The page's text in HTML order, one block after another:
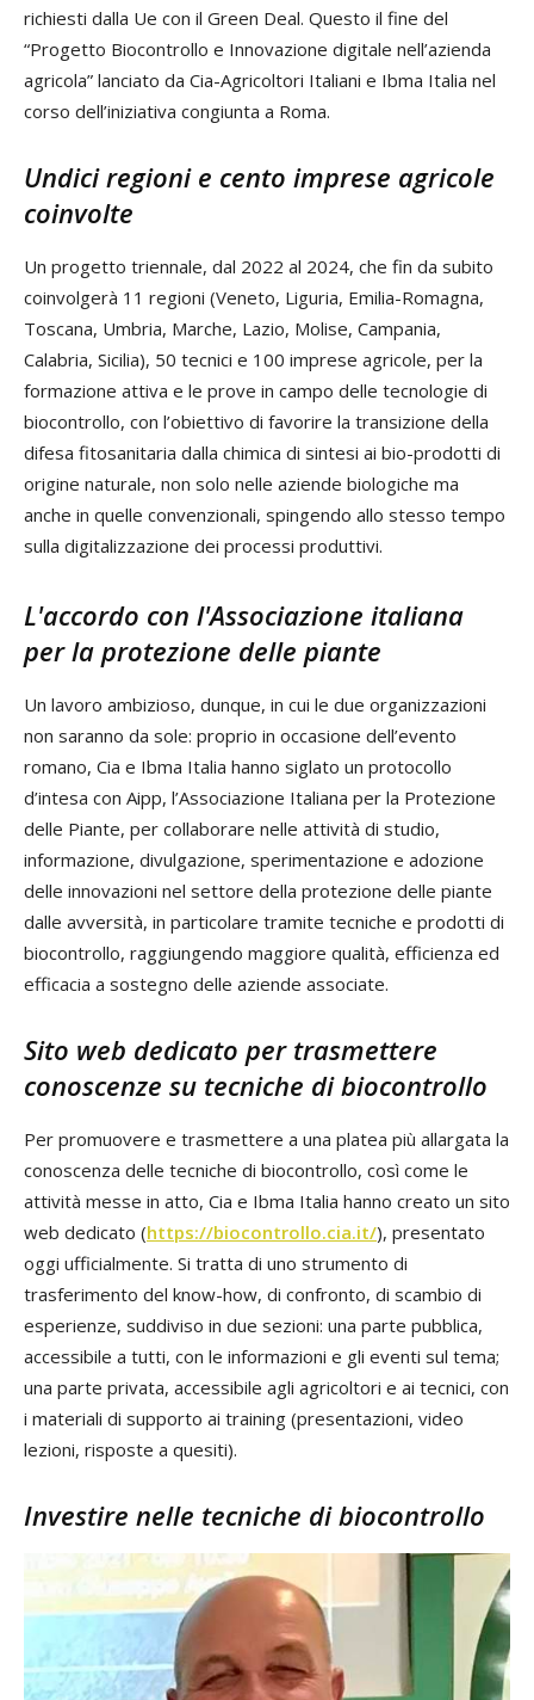
richiesti dalla Ue con il Green Deal. Questo il fine del
“Progetto Biocontrollo e Innovazione digitale nell’azienda
agricola” lanciato da Cia-Agricoltori Italiani e Ibma Italia nel
corso dell’iniziativa congiunta a Roma.
Undici regioni e cento imprese agricole
coinvolte
Un progetto triennale, dal 2022 al 2024, che fin da subito
coinvolgerà 11 regioni (Veneto, Liguria, Emilia-Romagna,
Toscana, Umbria, Marche, Lazio, Molise, Campania,
Calabria, Sicilia), 50 tecnici e 100 imprese agricole, per la
formazione attiva e le prove in campo delle tecnologie di
biocontrollo, con l’obiettivo di favorire la transizione della
difesa fitosanitaria dalla chimica di sintesi ai bio-prodotti di
origine naturale, non solo nelle aziende biologiche ma
anche in quelle convenzionali, spingendo allo stesso tempo
sulla digitalizzazione dei processi produttivi.
L'accordo con l'Associazione italiana
per la protezione delle piante
Un lavoro ambizioso, dunque, in cui le due organizzazioni
non saranno da sole: proprio in occasione dell’evento
romano, Cia e Ibma Italia hanno siglato un protocollo
d’intesa con Aipp, l’Associazione Italiana per la Protezione
delle Piante, per collaborare nelle attività di studio,
informazione, divulgazione, sperimentazione e adozione
delle innovazioni nel settore della protezione delle piante
dalle avversità, in particolare tramite tecniche e prodotti di
biocontrollo, raggiungendo maggiore qualità, efficienza ed
efficacia a sostegno delle aziende associate.
Sito web dedicato per trasmettere
conoscenze su tecniche di biocontrollo
Per promuovere e trasmettere a una platea più allargata la
conoscenza delle tecniche di biocontrollo, così come le
attività messe in atto, Cia e Ibma Italia hanno creato un sito
web dedicato (https://biocontrollo.cia.it/), presentato
oggi ufficialmente. Si tratta di uno strumento di
trasferimento del know-how, di confronto, di scambio di
esperienze, suddiviso in due sezioni: una parte pubblica,
accessibile a tutti, con le informazioni e gli eventi sul tema;
una parte privata, accessibile agli agricoltori e ai tecnici, con
i materiali di supporto ai training (presentazioni, video
lezioni, risposte a quesiti).
Investire nelle tecniche di biocontrollo